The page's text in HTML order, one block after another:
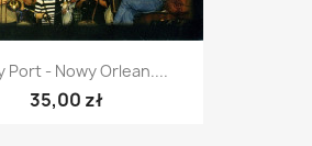
Port - Nowy Orlean....
35,00 zł